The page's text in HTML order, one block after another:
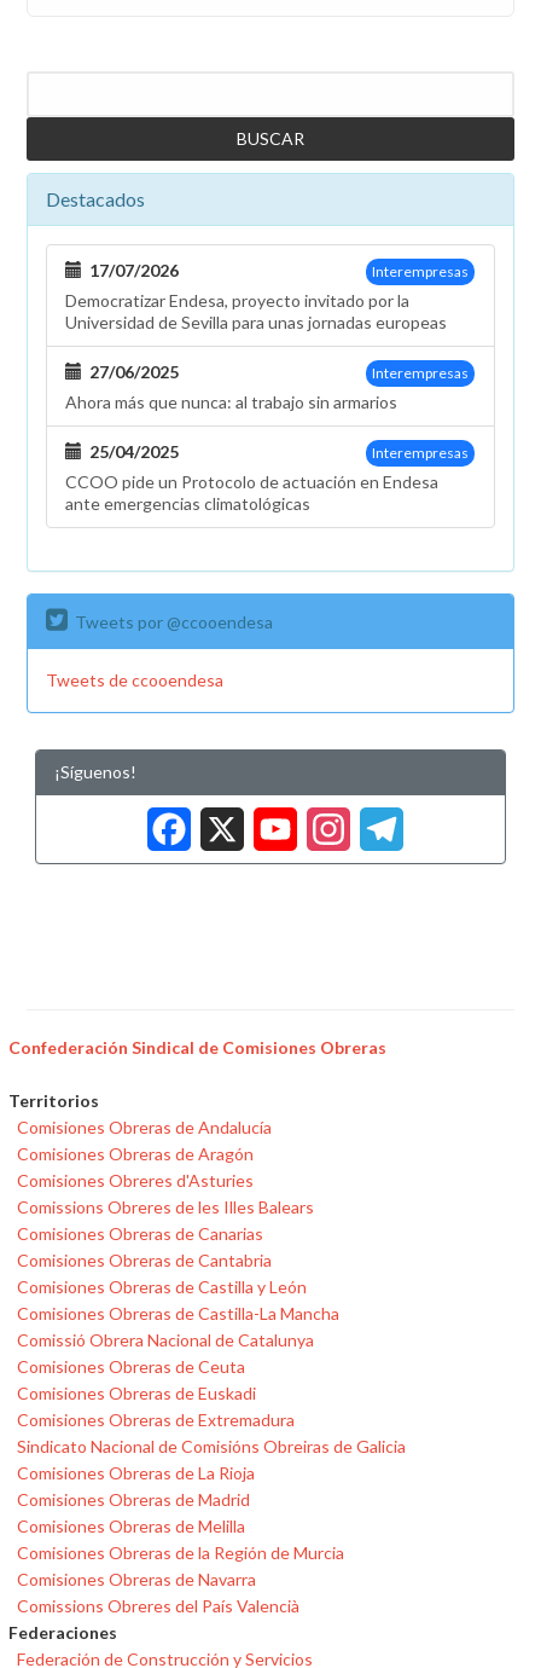
Destacados
Interempresas
17/07/2026
Democratizar Endesa, proyecto invitado por la
Universidad de Sevilla para unas jornadas europeas
Interempresas
27/06/2025
Ahora más que nunca: al trabajo sin armarios
Interempresas
25/04/2025
CCOO pide un Protocolo de actuación en Endesa
ante emergencias climatológicas
Tweets por @ccooendesa
Tweets de ccooendesa
¡Síguenos!
Facebook
X
Confederación Sindical de Comisiones Obreras
Territorios
Comisiones Obreras de Andalucía
Comisiones Obreras de Aragón
Comisiones Obreres d'Asturies
Comissions Obreres de les Illes Balears
Comisiones Obreras de Canarias
Comisiones Obreras de Cantabria
Comisiones Obreras de Castilla y León
Comisiones Obreras de Castilla-La Mancha
Comissió Obrera Nacional de Catalunya
Comisiones Obreras de Ceuta
Comisiones Obreras de Euskadi
Comisiones Obreras de Extremadura
Sindicato Nacional de Comisións Obreiras de Galicia
Comisiones Obreras de La Rioja
Comisiones Obreras de Madrid
Comisiones Obreras de Melilla
Comisiones Obreras de la Región de Murcia
Comisiones Obreras de Navarra
Comissions Obreres del País Valencià
Federaciones
Federación de Construcción y Servicios